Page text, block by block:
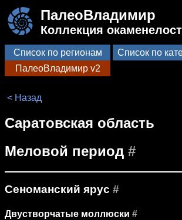
ПалеоВладимир
Коллекция
Список по регионам Список по
ПалеоВладимир v2
< Назад
Саратовская область
Меловой период #
Сеноманский ярус #
Двустворчатые моллюски #